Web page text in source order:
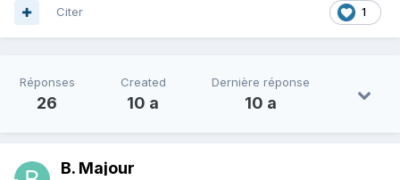
1
Citer
Réponses
26
Created
10 a
Dernière réponse
10 a
B. Majour